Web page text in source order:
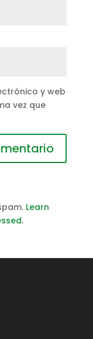
y web
vez que
Learn
.